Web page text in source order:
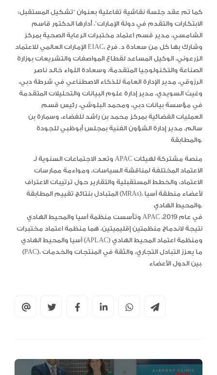
كما تم عقد جلسة نقاشية تفاعلية بعنوان “تشكيل المستقبل:
الابتكارات والتقدم في دولة الإمارات”، أدارها الدكتور قاسم
الشامسي، مدير قسم اعتماد مختبرات الرعاية الصحية بمركز
الإمارات العالمي للاعتماد EIAC، وشارك بها كل من سعادة د. فرح
الزرعوني، الوكيل المساعد لقطاع المواصفات والتشريعات بوزارة
الصناعة والتكنولوجيا المتقدمة، وسعادة اللواء خالد ناصر
الرزوقي، مدير الإدارة العامة للذكاء الاصطناعي في شرطة دبي،
وغيث السويدي، مدير إدارة علوم البيانات والتحليلات المتقدمة
في مؤسسة بيانات دبي، ومحمد البلوشي، رئيس قسم
العمليات الفضائية بمركز محمد بن راشد للفضاء، وسمارة بن
سالم، مدير إدارة الشؤون الفنية بمجلس أبوظبي للجودة
والمطابقة.
وتعد الاجتماعات السنوية لـ APAC منصة مشتركة لهيئات
الاعتماد المختلفة لمناقشة السياسات، ومواءمة ممارسات
الاعتماد، والخطط المستقبلية والتقارير حول ترتيبات الاعتراف
المتبادل بنتائج تقييم المطابقة (MRAs)، لأعضاء منطقة آسيا
والمحيط الهادي.
وتأسست منظمة آسيا والمحيط الهادي APAC في عام 2019،
نتيجة لاندماج منظمتين إقليميتين، هما منظمة اعتماد مختبرات
آسيا والمحيط الهادي (APLAC) ومنظمة اعتماد المحيط الهادي
(PAC)، ما يعزز التبادل التجاري، والثقة في المنتجات والخدمات
بين الدول الأعضاء.